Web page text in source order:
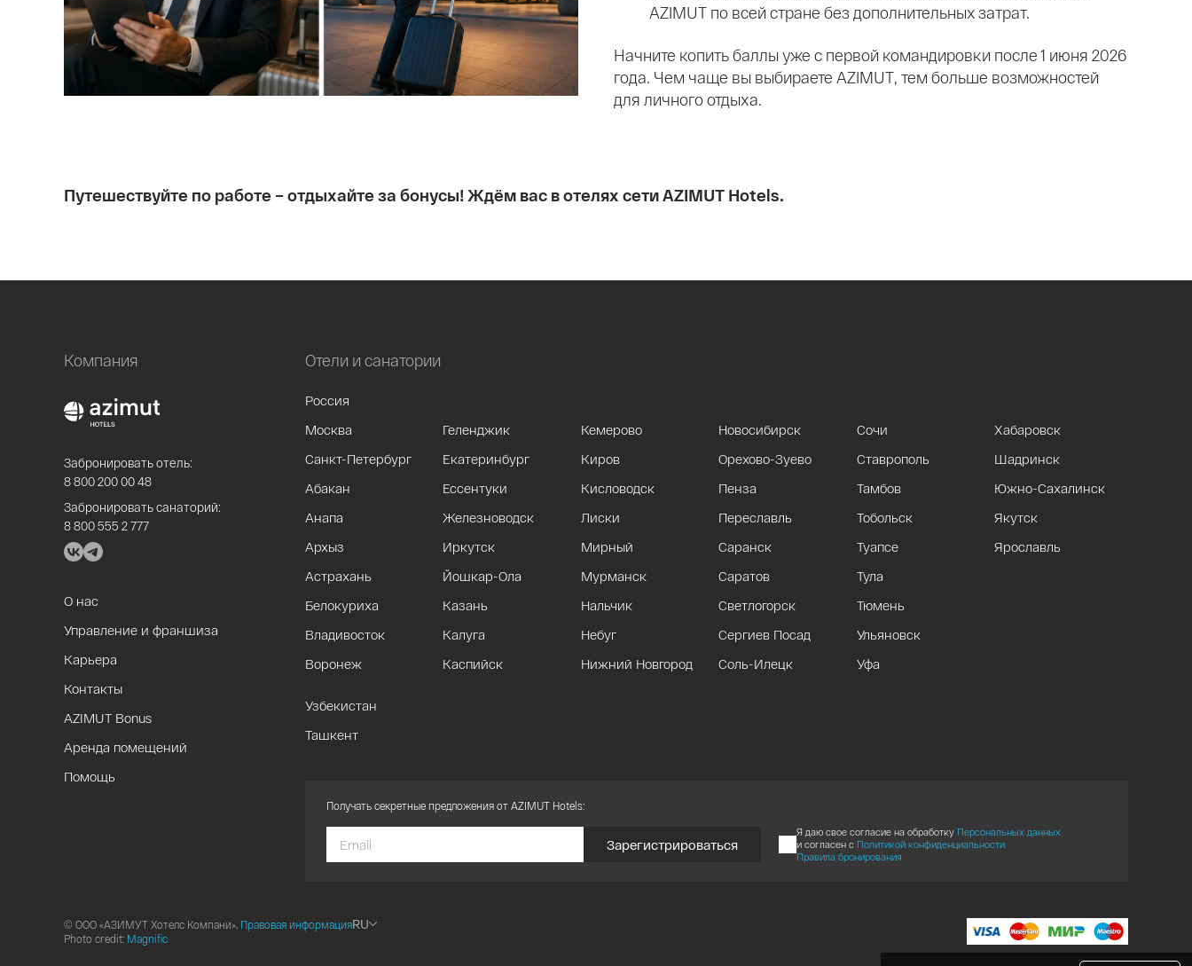
AZIMUT по всей стране без дополнительных затрат.
Начните копить баллы уже с первой командировки после 1 июня 2026
года. Чем чаще вы выбираете AZIMUT, тем больше возможностей
для личного отдыха.
Путешествуйте по работе – отдыхайте за бонусы! Ждём вас в отелях сети AZIMUT Hotels.
Компания
Забронировать отель:
8 800 200 00 48
Забронировать санаторий:
8 800 555 2 777
О нас
Управление и франшиза
Карьера
Контакты
AZIMUT Bonus
Аренда помещений
Помощь
Отели и санатории
Россия
Москва
Санкт-Петербург
Абакан
Анапа
Архыз
Астрахань
Белокуриха
Владивосток
Воронеж
Геленджик
Екатеринбург
Ессентуки
Железноводск
Иркутск
Йошкар-Ола
Казань
Калуга
Каспийск
Кемерово
Киров
Кисловодск
Лиски
Мирный
Мурманск
Нальчик
Небуг
Нижний Новгород
Новосибирск
Орехово-Зуево
Пенза
Переславль
Саранск
Саратов
Светлогорск
Сергиев Посад
Соль-Илецк
Сочи
Ставрополь
Тамбов
Тобольск
Туапсе
Тула
Тюмень
Ульяновск
Уфа
Хабаровск
Шадринск
Южно-Сахалинск
Якутск
Ярославль
Узбекистан
Ташкент
Получать секретные предложения от AZIMUT Hotels:
Зарегистрироваться
Я даю свое согласие на обработку Персональных данных
и согласен с Политикой конфиденциальности
Правила бронирования
© ООО «АЗИМУТ Хотелс Компани», Правовая информация
Photo credit: Magnific
RU